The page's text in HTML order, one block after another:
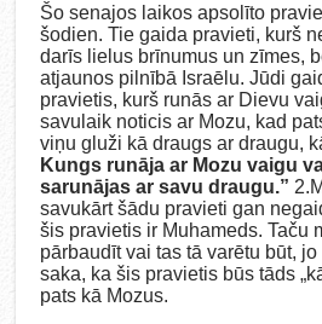
Šo senajos laikos apsolīto
šodien. Tie gaida pravieti, kurš
darīs lielus brīnumus un zīmes,
atjaunos pilnībā Israēlu. Jūdi
pravietis, kurš runās ar Dievu
savulaik noticis ar Mozu, kad
viņu gluži kā draugs ar draugu,
Kungs runāja ar Mozu vaigu
sarunājas ar savu draugu.”
savukārt šādu pravieti gan
šis pravietis ir Muhameds. Taču
pārbaudīt vai tas tā varētu būt,
saka, ka šis pravietis būs tāds
pats kā Mozus.